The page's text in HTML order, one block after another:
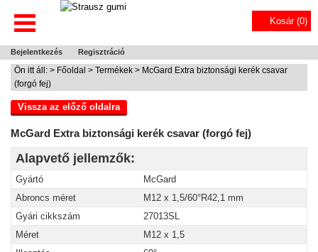
Kosár (0)
Bejelentkezés Regisztráció
Ön itt áll: > Főoldal > Termékek > McGard Extra biztonsági kerék csavar
(forgó fej)
Vissza az előző oldalra
McGard Extra biztonsági kerék csavar (forgó fej)
Alapvető jellemzők:
Gyártó
McGard
Abroncs méret
M12 x 1,5/60°R42,1 mm
Gyári cikkszám
27013SL
Méret
M12 x 1,5